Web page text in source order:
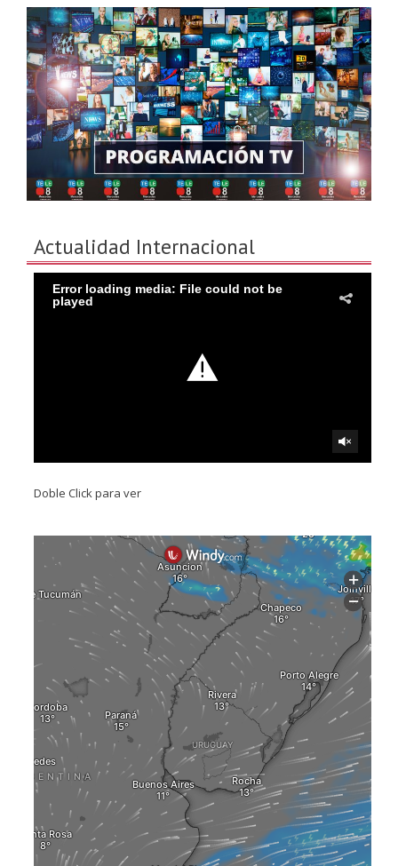
Actualidad Internacional
Doble Click para ver